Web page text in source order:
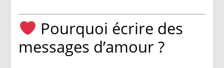
Pourquoi écrire des
messages d’amour ?